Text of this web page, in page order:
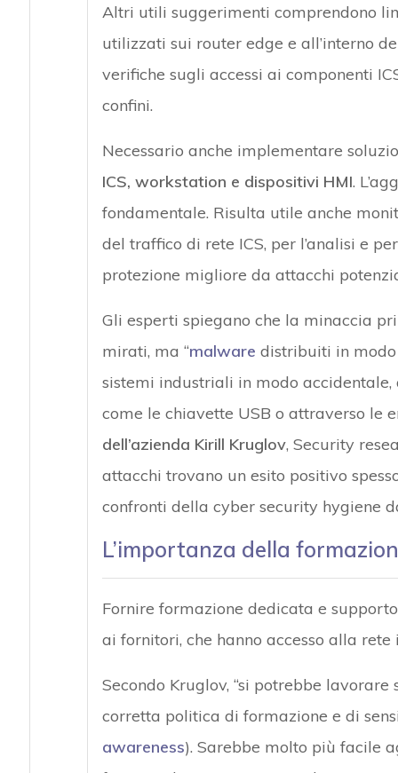
Altri utili suggerimenti comprendono
utilizzati sui router edge e all’interno
verifiche sugli accessi ai componenti
confini.
Necessario anche implementare
ICS, workstation e dispositivi HMI.
fondamentale. Risulta utile anche
del traffico di rete ICS, per l’analisi e
protezione migliore da attacchi
Gli esperti spiegano che la minaccia
mirati, ma “malware distribuiti in modo
sistemi industriali in modo
come le chiavette USB o attraverso le
dell’azienda Kirill Kruglov, Security
attacchi trovano un esito positivo
confronti della cyber security hygiene
L’importanza della
Fornire formazione dedicata e
ai fornitori, che hanno accesso alla
Secondo Kruglov, “si potrebbe
corretta politica di formazione e di
awareness). Sarebbe molto più facile